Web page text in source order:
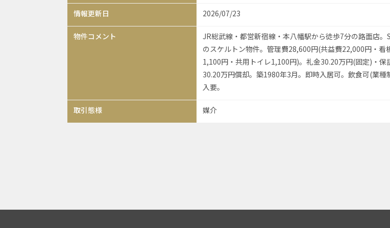
情報更新日 2026/07/23
物件コメント
JR総武線・都営新宿線・本八幡駅から徒歩7分の路面店
のスケルトン物件。管理費28,600円(共益費22,000円・看
1,100円・共用トイレ1,100円)。礼金30.20万円(固定)・
30.20万円償却。築1980年3月。即時入居可。飲食可(業
入要。
取引態様 媒介